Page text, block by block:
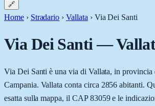
🔗
Home › Stradario › Vallata › Via Dei Santi
Via Dei Santi—
Via Dei Santi è una via di Vallata, in
Campania. Vallata conta circa 2856 abitanti.
esatta sulla mappa, il CAP 83059 e le